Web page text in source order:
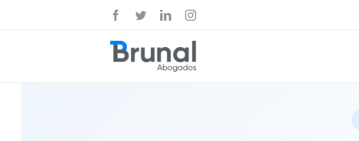
Facebook
TwitterLinkedInInstagram